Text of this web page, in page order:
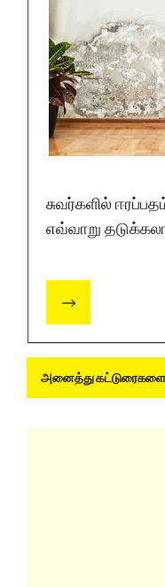
சுவர்களில்
எவ்வாறு
அனைத்து